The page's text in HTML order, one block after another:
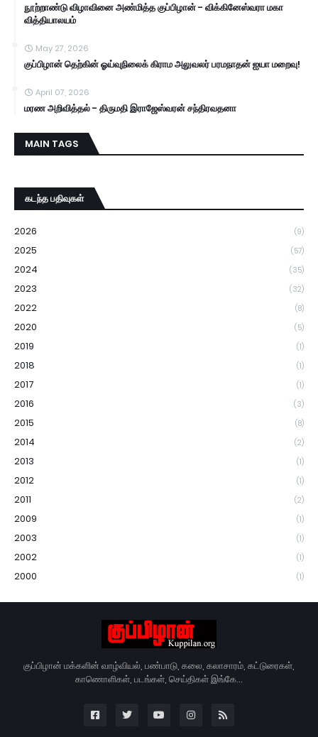
நூற்றாண்டு விழாவினை அண்மித்த குப்பிழான் - விக்கினேஸ்வரா மகா
வித்தியாலயம்
May 27, 2026
குப்பிழான் தெற்கின் ஓய்வுநிலைக் கிராம அலுவலர் பரமநாதன் ஐயா மறைவு!
April 07, 2026
மரண அறிவித்தல் - திருமதி இராஜேஸ்வரன் சந்திரவதனா
MAIN TAGS
கடந்த பதிவுகள்
2026 (9)
2025 (57)
2024 (35)
2023 (32)
2022 (8)
2020 (5)
2019 (1)
2018 (1)
2017 (1)
2016 (3)
2015 (8)
2014 (2)
2013 (1)
2012 (1)
2011 (2)
2009 (1)
2003 (1)
2002 (1)
2000 (1)
குப்பிழான் மக்களின் வாழ்வியல், பண்பாடு, கலை, கலாசாரம், கட்டுரைகள்,
காணொளிகள், படங்கள், செய்திகள் இங்கே...